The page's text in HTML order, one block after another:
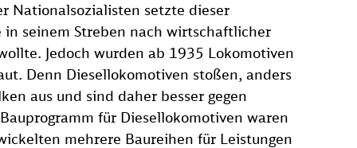
Nationalsozialisten setzte dieser
in seinem Streben nach wirtschaftlicher
Jedoch wurden ab 1935 Lokomotiven
Denn Diesellokomotiven stoßen, anders
aus und sind daher besser gegen
für Diesellokomotiven waren
mehrere Baureihen für Leistungen